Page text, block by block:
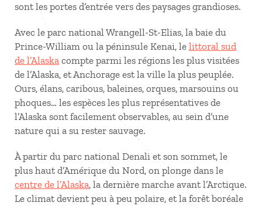
sont les portes d’entrée vers des paysages grandioses.
Avec le parc national Wrangell-St-Elias, la baie du
Prince-William ou la péninsule Kenai, le littoral sud
de l’Alaska compte parmi les régions les plus visitées
de l’Alaska, et Anchorage est la ville la plus peuplée.
Ours, élans, caribous, baleines, orques, marsouins ou
phoques… les espèces les plus représentatives de
l’Alaska sont facilement observables, au sein d’une
nature qui a su rester sauvage.
À partir du parc national Denali et son sommet, le
plus haut d’Amérique du Nord, on plonge dans le
centre de l’Alaska, la dernière marche avant l’Arctique.
Le climat devient peu à peu polaire, et la forêt boréale